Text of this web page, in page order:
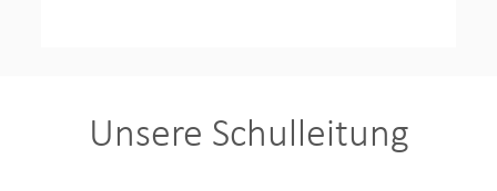
Unsere Schulleitung